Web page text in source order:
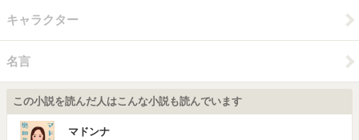
キャラクター
名言
この小説を読んだ人はこんな小説も読んでいます
マドンナ